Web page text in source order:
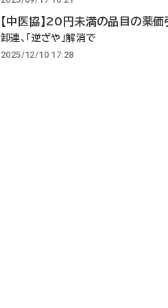
【中医協】20円未満の品目の薬
卸連、「逆ざや」解消で
2025/12/10 17:28